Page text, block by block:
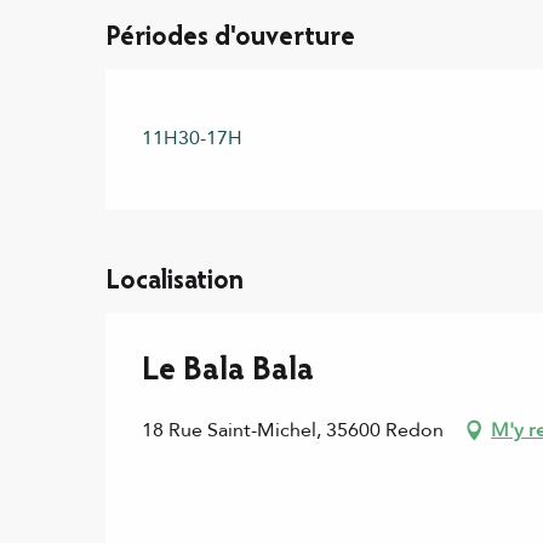
Périodes d'ouverture
11H30-17H
Localisation
Le Bala Bala
18 Rue Saint-Michel, 35600 Redon M'y